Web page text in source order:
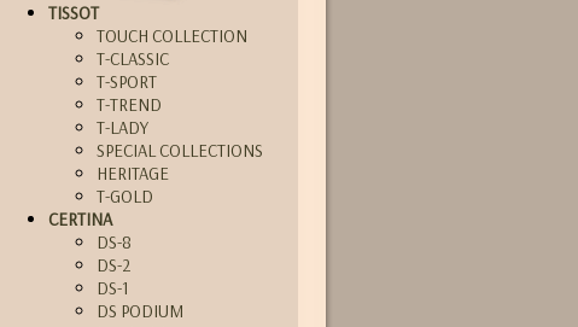
TISSOT
TOUCH COLLECTION
T-CLASSIC
T-SPORT
T-TREND
T-LADY
SPECIAL COLLECTIONS
HERITAGE
T-GOLD
CERTINA
DS-8
DS-2
DS-1
DS PODIUM